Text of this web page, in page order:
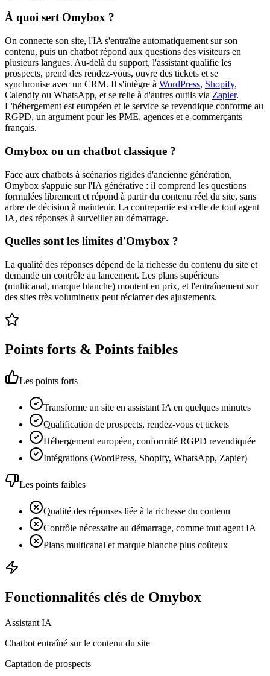
À quoi sert Omybox ?
On connecte son site, l'IA s'entraîne automatiquement sur son
contenu, puis un chatbot répond aux questions des visiteurs en
plusieurs langues. Au-delà du support, l'assistant qualifie les
prospects, prend des rendez-vous, ouvre des tickets et se
synchronise avec un CRM. Il s'intègre à WordPress, Shopify,
Calendly ou WhatsApp, et se relie à d'autres outils via Zapier.
L'hébergement est européen et le service se revendique conforme au
RGPD, un argument pour les PME, agences et e-commerçants
français.
Omybox ou un chatbot classique ?
Face aux chatbots à scénarios rigides d'ancienne génération,
Omybox s'appuie sur l'IA générative : il comprend les questions
formulées librement et répond à partir du contenu réel du site, sans
arbre de décision à maintenir. La contrepartie est celle de tout agent
IA, des réponses à surveiller au démarrage.
Quelles sont les limites d'Omybox ?
La qualité des réponses dépend de la richesse du contenu du site et
demande un contrôle au lancement. Les plans supérieurs
(multicanal, marque blanche) montent en prix, et l'entraînement sur
des sites très volumineux peut réclamer des ajustements.
Points forts & Points faibles
Les points forts
Transforme un site en assistant IA en quelques minutes
Qualification de prospects, rendez-vous et tickets
Hébergement européen, conformité RGPD revendiquée
Intégrations (WordPress, Shopify, WhatsApp, Zapier)
Les points faibles
Qualité des réponses liée à la richesse du contenu
Contrôle nécessaire au démarrage, comme tout agent IA
Plans multicanal et marque blanche plus coûteux
Fonctionnalités clés de Omybox
Assistant IA
Chatbot entraîné sur le contenu du site
Captation de prospects